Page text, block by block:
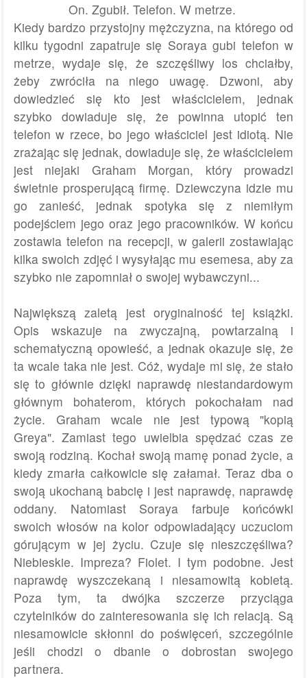
On. Zgubił. Telefon. W metrze.
Kiedy bardzo przystojny mężczyzna, na którego od
kilku tygodni zapatruje się Soraya gubi telefon w
metrze, wydaje się, że szczęśliwy los chciałby,
żeby zwróciła na niego uwagę. Dzwoni, aby
dowiedzieć się kto jest właścicielem, jednak
szybko dowiaduje się, że powinna utopić ten
telefon w rzece, bo jego właściciel jest idiotą. Nie
zrażając się jednak, dowiaduje się, że właścicielem
jest niejaki Graham Morgan, który prowadzi
świetnie prosperującą firmę. Dziewczyna idzie mu
go zanieść, jednak spotyka się z niemiłym
podejściem jego oraz jego pracowników. W końcu
zostawia telefon na recepcji, w galerii zostawiając
kilka swoich zdjęć i wysyłając mu esemesa, aby za
szybko nie zapomniał o swojej wybawczyni...
Największą zaletą jest oryginalność tej książki.
Opis wskazuje na zwyczajną, powtarzalną i
schematyczną opowieść, a jednak okazuje się, że
ta wcale taka nie jest. Cóż, wydaje mi się, że stało
się to głównie dzięki naprawdę niestandardowym
głównym bohaterom, których pokochałam nad
życie. Graham wcale nie jest typową "kopią
Greya". Zamiast tego uwielbia spędzać czas ze
swoją rodziną. Kochał swoją mamę ponad życie, a
kiedy zmarła całkowicie się załamał. Teraz dba o
swoją ukochaną babcię i jest naprawdę, naprawdę
oddany. Natomiast Soraya farbuje końcówki
swoich włosów na kolor odpowiadający uczuciom
górującym w jej życiu. Czuje się nieszczęśliwa?
Niebieskie. Impreza? Fiolet. I tym podobne. Jest
naprawdę wyszczekaną i niesamowitą kobietą.
Poza tym, ta dwójka szczerze przyciąga
czytelników do zainteresowania się ich relacją. Są
niesamowicie skłonni do poświęceń, szczególnie
jeśli chodzi o dbanie o dobrostan swojego
partnera.